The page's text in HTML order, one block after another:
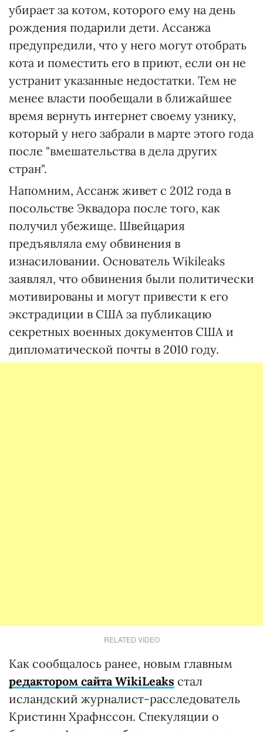
убирает за котом, которого ему на день
рождения подарили дети. Ассанжа
предупредили, что у него могут отобрать
кота и поместить его в приют, если он не
устранит указанные недостатки. Тем не
менее власти пообещали в ближайшее
время вернуть интернет своему узнику,
который у него забрали в марте этого года
после "вмешательства в дела других
стран".
Напомним, Ассанж живет с 2012 года в
посольстве Эквадора после того, как
получил убежище. Швейцария
предъявляла ему обвинения в
изнасиловании. Основатель Wikileaks
заявлял, что обвинения были политически
мотивированы и могут привести к его
экстрадиции в США за публикацию
секретных военных документов США и
дипломатической почты в 2010 году.
RELATED VIDEO
Как сообщалось ранее, новым главным
редактором сайта WikiLeaks стал
исландский журналист-расследователь
Кристинн Храфнссон. Спекуляции о